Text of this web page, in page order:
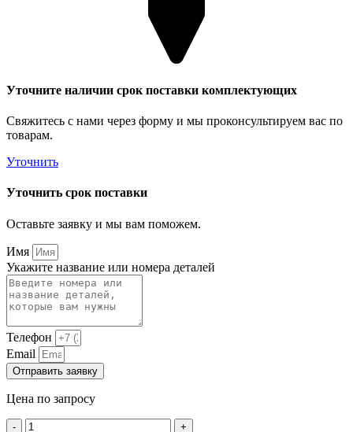
Уточните наличии срок поставки комплектующих
Свяжитесь с нами через форму и мы проконсультируем вас по
товарам.
Уточнить
Уточнить срок поставки
Оставьте заявку и мы вам поможем.
Имя
Укажите название или номера деталей
Телефон
Email
Отправить заявку
Цена по запросу
Количество